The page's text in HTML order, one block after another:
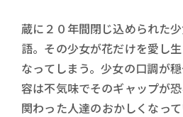
蔵に２０年間閉じ込められた
語。その少女が花だけを愛し
なってしまう。少女の口調が
容は不気味でそのギャップが
関わった人達のおかしくなっ